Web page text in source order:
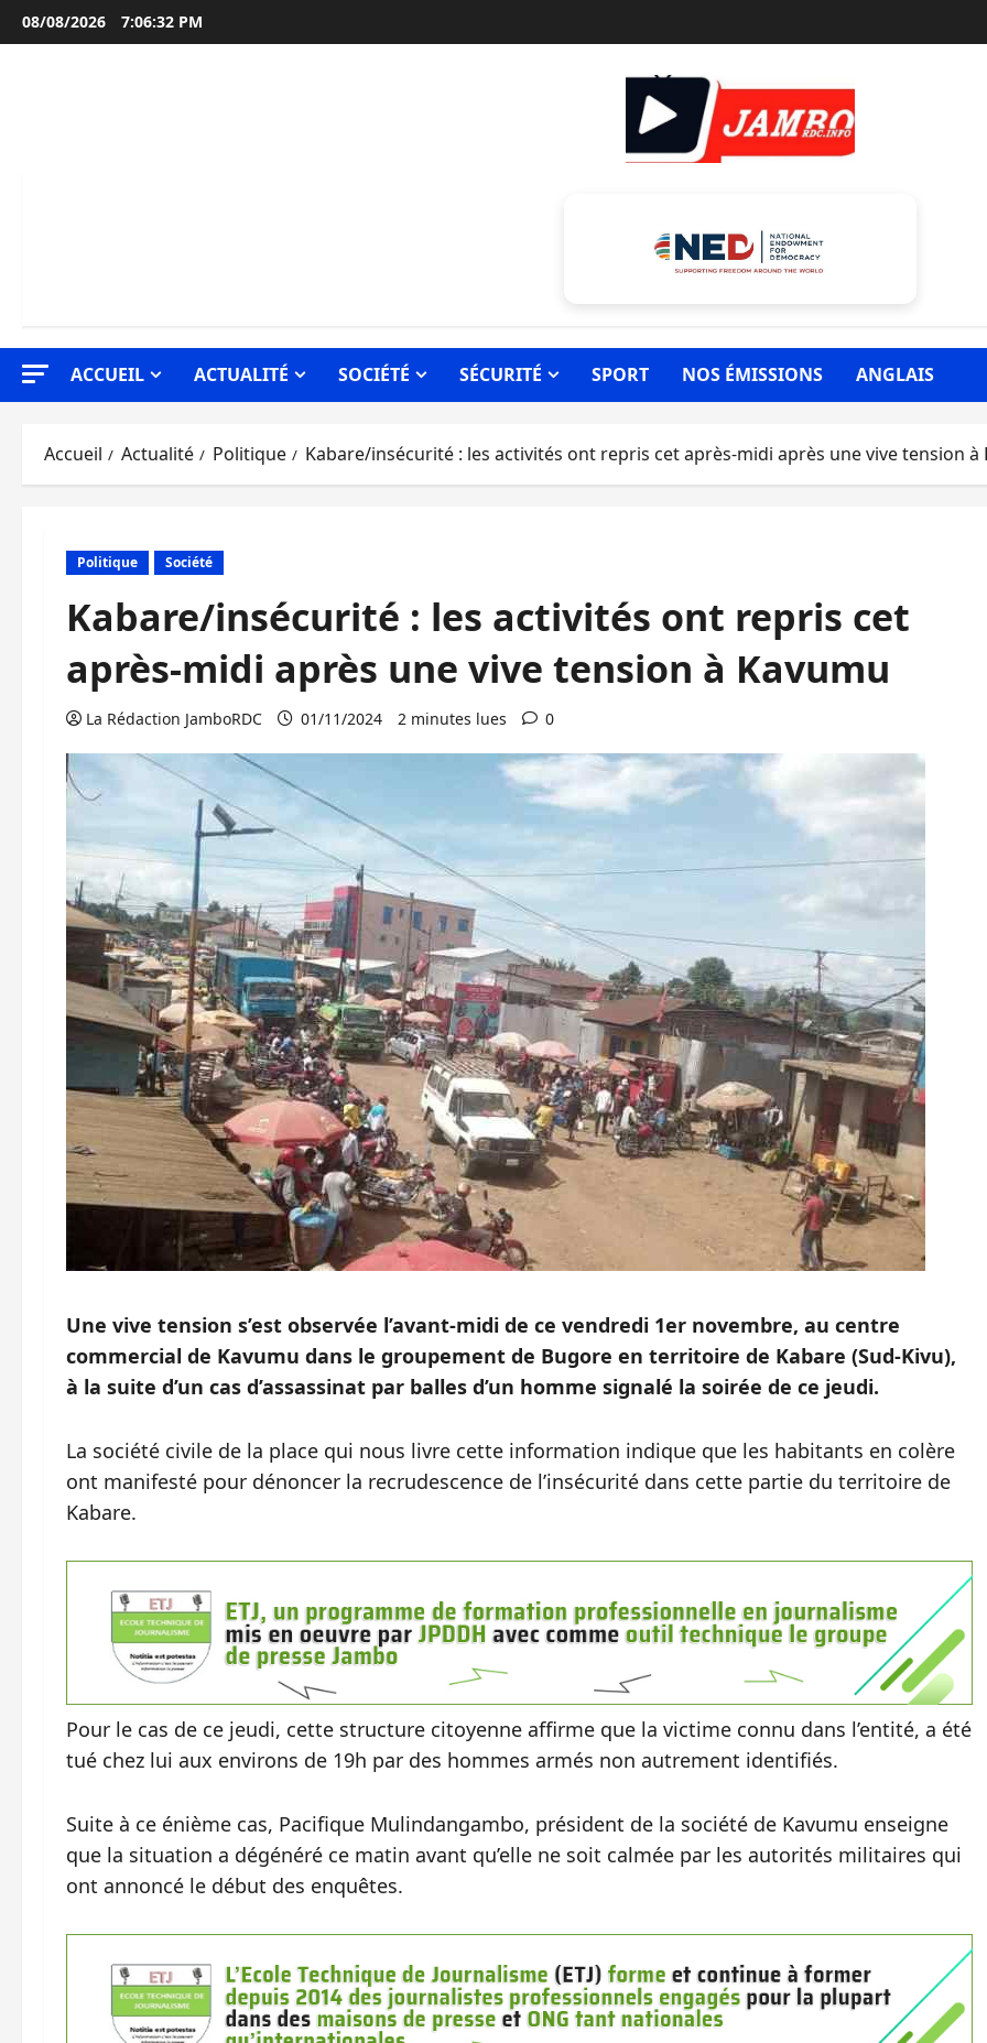
Aller
au
08/08/2026 7:06:33 PM
ACCUEIL ACTUALITÉ SOCIÉTÉ SÉCURITÉ SPORT NOS ÉMISSIONS ANGLAIS
Accueil Actualité Politique Kabare/insécurité : les activités ont repris cet après-midi après une vive tension à
Politique Société
Kabare/insécurité : les activités ont repris cet
après-midi après une vive tension à Kavumu
La Rédaction JamboRDC 01/11/2024 2 minutes lues 0
Une vive tension s’est observée l’avant-midi de ce vendredi 1er novembre, au centre
commercial de Kavumu dans le groupement de Bugore en territoire de Kabare (Sud-Kivu),
à la suite d’un cas d’assassinat par balles d’un homme signalé la soirée de ce jeudi.
La société civile de la place qui nous livre cette information indique que les habitants en colère
ont manifesté pour dénoncer la recrudescence de l’insécurité dans cette partie du territoire de
Kabare.
Pour le cas de ce jeudi, cette structure citoyenne affirme que la victime connu dans l’entité, a été
tué chez lui aux environs de 19h par des hommes armés non autrement identifiés.
Suite à ce énième cas, Pacifique Mulindangambo, président de la société de Kavumu enseigne
que la situation a dégénéré ce matin avant qu’elle ne soit calmée par les autorités militaires qui
ont annoncé le début des enquêtes.